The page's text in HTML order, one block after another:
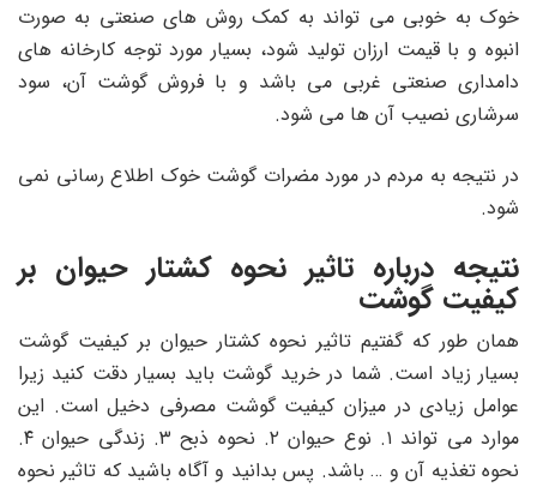
خوک به خوبی می تواند به کمک روش های صنعتی به صورت
انبوه و با قیمت ارزان تولید شود، بسیار مورد توجه کارخانه های
دامداری صنعتی غربی می باشد و با فروش گوشت آن، سود
سرشاری نصیب آن ها می شود.
در نتیجه به مردم در مورد مضرات گوشت خوک اطلاع رسانی نمی
شود.
نتیجه درباره تاثیر نحوه کشتار حیوان بر
کیفیت گوشت
همان طور که گفتیم تاثیر نحوه کشتار حیوان بر کیفیت گوشت
بسیار زیاد است. شما در خرید گوشت باید بسیار دقت کنید زیرا
عوامل زیادی در میزان کیفیت گوشت مصرفی دخیل است. این
موارد می تواند ۱. نوع حیوان ۲. نحوه ذبح ۳. زندگی حیوان ۴.
نحوه تغذیه آن و … باشد. پس بدانید و آگاه باشید که تاثیر نحوه